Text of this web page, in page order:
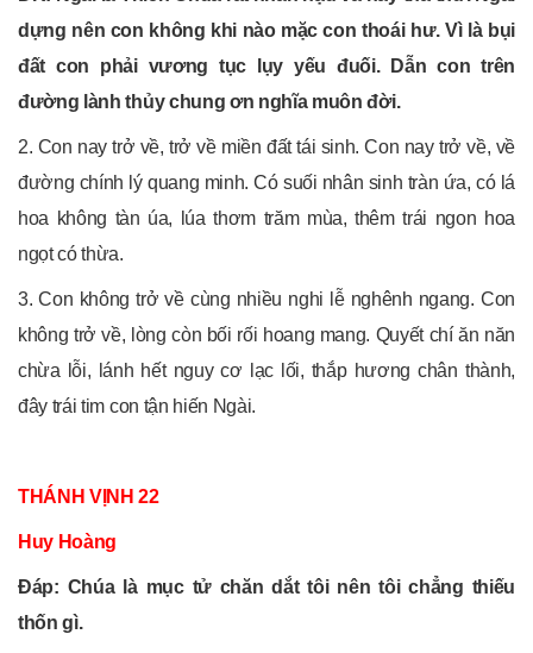
dựng nên con không khi nào mặc con thoái hư. Vì là bụi
đất con phải vương tục lụy yếu đuối. Dẫn con trên
đường lành thủy chung ơn nghĩa muôn đời.
2. Con nay trở về, trở về miền đất tái sinh. Con nay trở về, về
đường chính lý quang minh. Có suối nhân sinh tràn ứa, có lá
hoa không tàn úa, lúa thơm trăm mùa, thêm trái ngon hoa
ngọt có thừa.
3. Con không trở về cùng nhiều nghi lễ nghênh ngang. Con
không trở về, lòng còn bối rối hoang mang. Quyết chí ăn năn
chừa lỗi, lánh hết nguy cơ lạc lối, thắp hương chân thành,
đây trái tim con tận hiến Ngài.
THÁNH VỊNH 22
Huy Hoàng
Đáp: Chúa là mục tử chăn dắt tôi nên tôi chẳng thiếu
thốn gì.